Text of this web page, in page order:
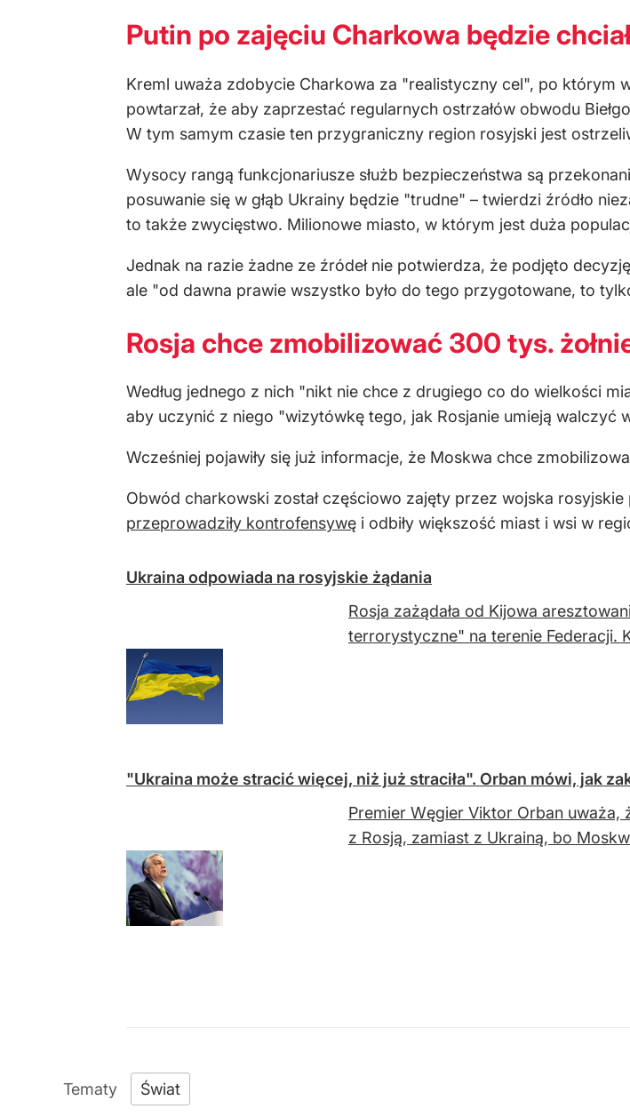
Putin po zajęciu Charkowa będzie
Kreml uważa zdobycie Charkowa za "realistyczny cel", po którym
powtarzał, że aby zaprzestać regularnych ostrzałów obwodu
W tym samym czasie ten przygraniczny region rosyjski jest
Wysocy rangą funkcjonariusze służb bezpieczeństwa są
posuwanie się w głąb Ukrainy będzie "trudne" – twierdzi źródło
to także zwycięstwo. Milionowe miasto, w którym jest duża
Jednak na razie żadne ze źródeł nie potwierdza, że podjęto
ale "od dawna prawie wszystko było do tego przygotowane, to
Rosja chce zmobilizować 300 tys.
Według jednego z nich "nikt nie chce z drugiego co do wielkości
aby uczynić z niego "wizytówkę tego, jak Rosjanie umieją walczyć
Wcześniej pojawiły się już informacje, że Moskwa chce
Obwód charkowski został częściowo zajęty przez wojska
przeprowadziły kontrofensywę i odbiły większość miast i wsi w
Ukraina odpowiada na rosyjskie żądania
Rosja zażądała od Kijowa
terrorystyczne" na terenie Federacji.
"Ukraina może stracić więcej, niż już straciła". Orban mówi, jak
Premier Węgier Viktor Orban
z Rosją, zamiast z Ukrainą, bo
Świat